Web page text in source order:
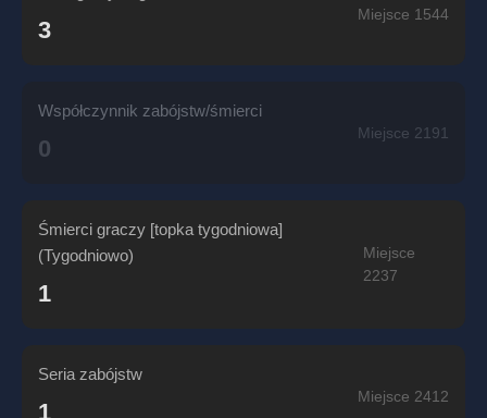
3
Miejsce 1544
Współczynnik zabójstw/śmierci
0
Miejsce 2191
Śmierci graczy [topka tygodniowa]
(Tygodniowo)
1
Miejsce
2237
Seria zabójstw
1
Miejsce 2412